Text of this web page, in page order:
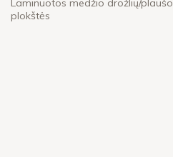
Laminuotos medžio drožlių/plaušo
plokštės